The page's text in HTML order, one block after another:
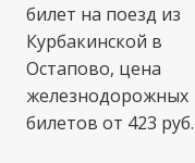
билет на поезд из
Курбакинской в
Остапово, цена
железнодорожных
билетов от 423 руб.